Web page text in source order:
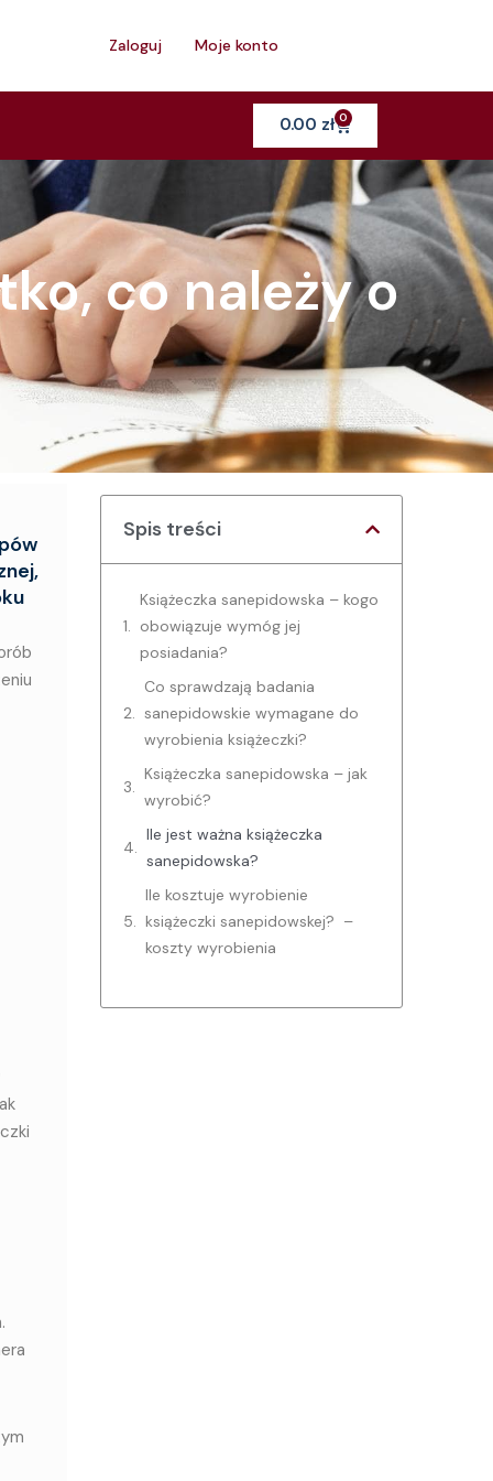
Zaloguj Moje konto
0.00 zł 0Cart
co należy o
Spis treści
Książeczka sanepidowska – kogo
obowiązuje wymóg jej
posiadania?
Co sprawdzają badania
sanepidowskie wymagane do
wyrobienia książeczki?
Książeczka sanepidowska – jak
wyrobić?
Ile jest ważna książeczka
sanepidowska?
Ile kosztuje wyrobienie
książeczki sanepidowskej? –
koszty wyrobienia